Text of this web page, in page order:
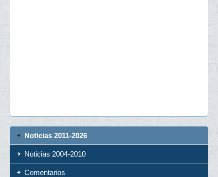
Noticias 2011-2026
Noticias 2004-2010
Comentarios